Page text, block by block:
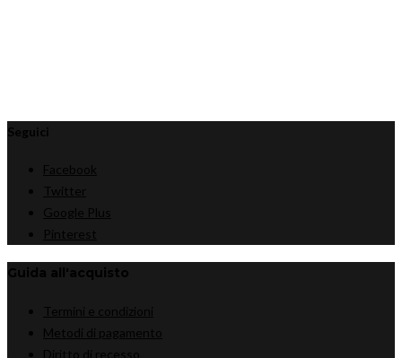
Seguici
Facebook
Twitter
Google Plus
Pinterest
Guida all'acquisto
Termini e condizioni
Metodi di pagamento
Diritto di recesso